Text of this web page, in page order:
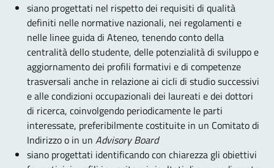
siano progettati nel rispetto dei requisiti di qualità
definiti nelle normative nazionali, nei regolamenti e
nelle linee guida di Ateneo, tenendo conto della
centralità dello studente, delle potenzialità di sviluppo e
aggiornamento dei profili formativi e di competenze
trasversali anche in relazione ai cicli di studio successivi
e alle condizioni occupazionali dei laureati e dei dottori
di ricerca, coinvolgendo periodicamente le parti
interessate, preferibilmente costituite in un Comitato di
Indirizzo o in un Advisory Board
siano progettati identificando con chiarezza gli obiettivi